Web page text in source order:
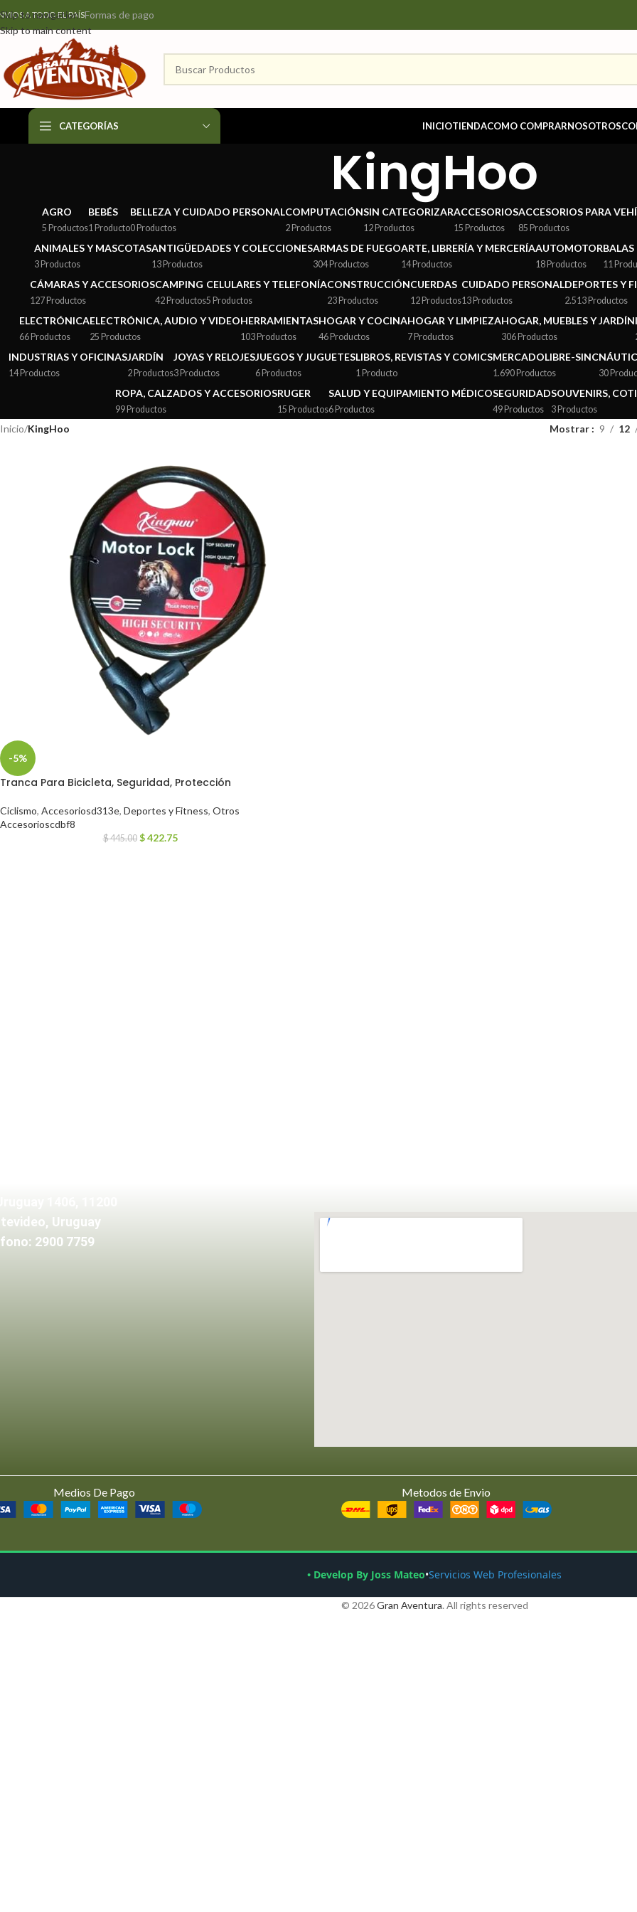
Skip to navigation
Skip to main content
A TODO EL PAÍSFormas de pago
CATEGORÍAS INICIOTIENDACOMO COMPRARNOSOTROS
KingHoo
AGRO
5 Productos
BEBÉS
1 Producto
BELLEZA Y CUIDADO PERSONAL
0 Productos
COMPUTACIÓN
2 Productos
SIN CATEGORIZAR
12 Productos
ACCESORIOS
15 Productos
ACCESORIOS PARA
85 Productos
ANIMALES Y MASCOTAS
3 Productos
ANTIGÜEDADES Y COLECCIONES
13 Productos
ARMAS DE FUEGO
304 Productos
ARTE, LIBRERÍA Y MERCERÍA
14 Productos
AUTOMOTOR
18 Productos
BALAS
11
CÁMARAS Y ACCESORIOS
127 Productos
CAMPING
42 Productos
CELULARES Y TELEFONÍA
5 Productos
CONSTRUCCIÓN
23 Productos
CUERDAS
12 Productos
CUIDADO PERSONAL
13 Productos
DEPORTES Y
2.513 Productos
ELECTRÓNICA
66 Productos
ELECTRÓNICA, AUDIO Y VIDEO
25 Productos
HERRAMIENTAS
103 Productos
HOGAR Y COCINA
46 Productos
HOGAR Y LIMPIEZA
7 Productos
HOGAR, MUEBLES Y JARDÍN
306 Productos
INDUSTRIAS Y OFICINAS
14 Productos
JARDÍN
2 Productos
JOYAS Y RELOJES
3 Productos
JUEGOS Y JUGUETES
6 Productos
LIBROS, REVISTAS Y COMICS
1 Producto
MERCADOLIBRE-SINC
1.690 Productos 30
ROPA, CALZADOS Y ACCESORIOS
99 Productos
RUGER
15 Productos
SALUD Y EQUIPAMIENTO MÉDICO
6 Productos
SEGURIDAD
49 Productos
SOUVENIRS,
3 Productos
Inicio/KingHoo Mostrar 9 12
-5%
Tranca Para Bicicleta, Seguridad, Protección
Ciclismo, Accesoriosd313e, Deportes y Fitness, Otros
Accesorioscdbf8
$445.00 $422.75
Uruguay
2900 7759
Medios De Pago Metodos de Envio
• Develop By Joss Mateo•Servicios Web Profesionales
© 2026Gran Aventura. All rights reserved